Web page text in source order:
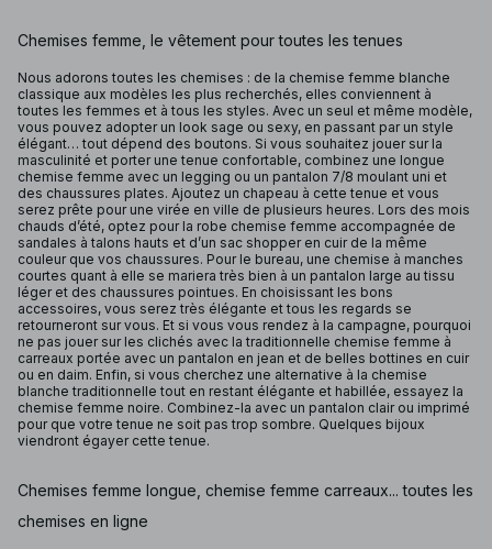
Chemises femme, le vêtement pour toutes les tenues
Nous adorons toutes les chemises : de la chemise femme blanche
classique aux modèles les plus recherchés, elles conviennent à
toutes les femmes et à tous les styles. Avec un seul et même modèle,
vous pouvez adopter un look sage ou sexy, en passant par un style
élégant… tout dépend des boutons. Si vous souhaitez jouer sur la
masculinité et porter une tenue confortable, combinez une longue
chemise femme avec un legging ou un pantalon 7/8 moulant uni et
des chaussures plates. Ajoutez un chapeau à cette tenue et vous
serez prête pour une virée en ville de plusieurs heures. Lors des mois
chauds d’été, optez pour la robe chemise femme accompagnée de
sandales à talons hauts et d’un sac shopper en cuir de la même
couleur que vos chaussures. Pour le bureau, une chemise à manches
courtes quant à elle se mariera très bien à un pantalon large au tissu
léger et des chaussures pointues. En choisissant les bons
accessoires, vous serez très élégante et tous les regards se
retourneront sur vous. Et si vous vous rendez à la campagne, pourquoi
ne pas jouer sur les clichés avec la traditionnelle chemise femme à
carreaux portée avec un pantalon en jean et de belles bottines en cuir
ou en daim. Enfin, si vous cherchez une alternative à la chemise
blanche traditionnelle tout en restant élégante et habillée, essayez la
chemise femme noire. Combinez-la avec un pantalon clair ou imprimé
pour que votre tenue ne soit pas trop sombre. Quelques bijoux
viendront égayer cette tenue.
Chemises femme longue, chemise femme carreaux... toutes les
chemises en ligne